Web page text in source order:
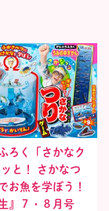
ろく「さかなク
と！ さかなつ
お魚を学ぼう！
』７・８月号